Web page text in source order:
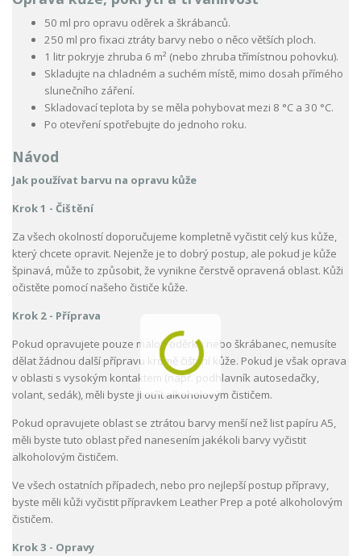
50 ml pro opravu oděrek a škrábanců.
250 ml pro fixaci ztráty barvy nebo o něco větších ploch.
1 litr pokryje zhruba 6 m² (nebo zhruba třímístnou pohovku).
Skladujte na chladném a suchém místě, mimo dosah přímého
slunečního záření.
Skladovací teplota by se měla pohybovat mezi 8 °C a 30 °C.
Po otevření spotřebujte do jednoho roku.
Návod
Jak používat barvu na opravu kůže
Krok 1 - Čištění
Za všech okolností doporučujeme kompletně vyčistit celý kus kůže,
který chcete opravit. Nejenže je to dobrý postup, ale pokud je kůže
špinavá, může to způsobit, že vynikne čerstvě opravená oblast. Kůži
očistěte pomocí našeho čističe kůže.
Krok 2 - Příprava
Pokud opravujete pouze malou oděrku nebo škrábanec, nemusíte
dělat žádnou další přípravu kromě čištění kůže. Pokud je však oprava
v oblasti s vysokým kontaktem (např. podhlavník autosedačky,
volant, sedák), měli byste ji otřít alkoholovým čističem.
Pokud opravujete oblast se ztrátou barvy menší než list papíru A5,
měli byste tuto oblast před nanesením jakékoli barvy vyčistit
alkoholovým čističem.
Ve všech ostatních případech, nebo pro nejlepší postup přípravy,
byste měli kůži vyčistit přípravkem Leather Prep a poté alkoholovým
čističem.
Krok 3 - Opravy